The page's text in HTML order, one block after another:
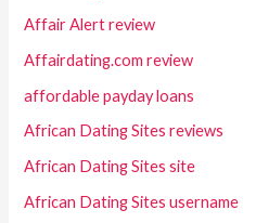
Affair Alert review
Affairdating.com review
affordable payday loans
African Dating Sites reviews
African Dating Sites site
African Dating Sites username